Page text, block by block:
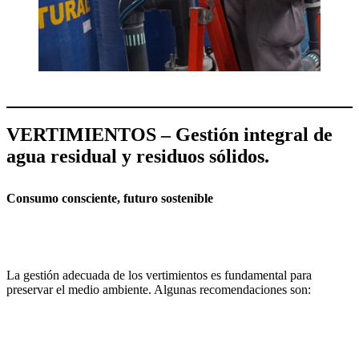
VERTIMIENTOS – Gestión integral de
agua residual y residuos sólidos.
Consumo consciente, futuro sostenible
La gestión adecuada de los vertimientos es fundamental para
preservar el medio ambiente. Algunas recomendaciones son: